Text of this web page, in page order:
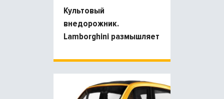
Культовый
внедорожник.
Lamborghini размышляет
модели популярного
внедорожника LM002